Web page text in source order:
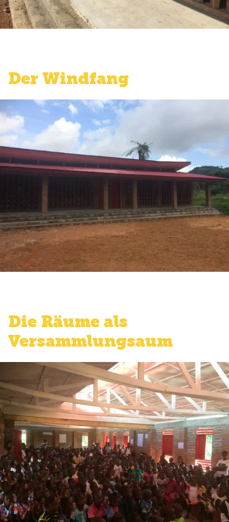
Der Windfang
Die Räume als
Versammlungsaum